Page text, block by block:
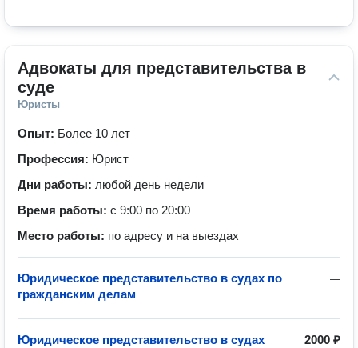
Адвокаты для представительства в
суде
Юристы
Опыт: Более 10 лет
Профессия: Юрист
Дни работы: любой день недели
Время работы: с 9:00 по 20:00
Место работы: по адресу и на выездах
—
Юридическое представительство в судах по
гражданским делам
2000 ₽
Юридическое представительство в судах